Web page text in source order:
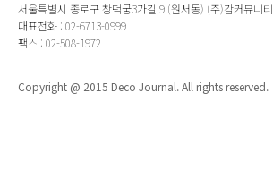
서울특별시 종로구 창덕궁3가길 9 (원서동) (주)감커뮤니티
대표전화 : 02-6713-0999
팩스 : 02-508-1972
Copyright @ 2015 Deco Journal. All rights reserved.